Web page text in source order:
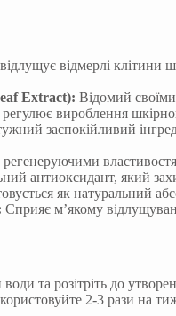
відмерлі
Extract): Відомий
вироблення
заспокійливий
антиоксидант, який
як натуральний
Сприяє м’якому
та розітріть до
2-3 рази на